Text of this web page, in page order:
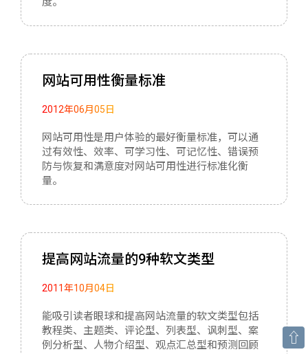
网站可用性衡量标准
2012年06月05日
网站可用性是用户体验的最好衡量标准，可以通
过有效性、效率、可学习性、可记忆性、错误预
防与恢复和满意度对网站可用性进行标准化衡
量。
提高网站流量的9种软文类型
2011年10月04日
能吸引读者眼球和提高网站流量的软文类型包括
教程类、主题类、评论型、列表型、讽刺型、案
例分析型、人物介绍型、观点汇总型和预测回顾
⇧